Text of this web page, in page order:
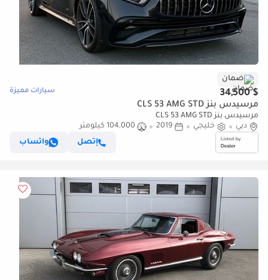
ضمان
$ 34,500 سيارات مميزة
مرسيدس بنز CLS 53 AMG STD
مرسيدس بنز CLS 53 AMG STD
دبي
خليجي 2019
104,000 كيلومتر
إتصل
واتساب